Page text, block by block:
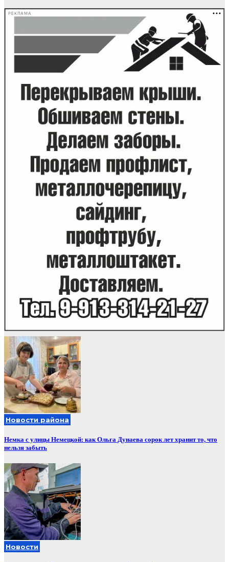
РЕКЛАМА
Новости района
Немка с улицы Немецкой: как Ольга Дунаева сорок лет хранит то, что
нельзя забыть
Новости